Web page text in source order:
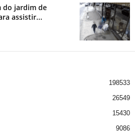
do jardim de
assistir...
198533
26549
15430
9086